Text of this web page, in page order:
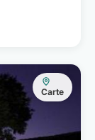
Carte